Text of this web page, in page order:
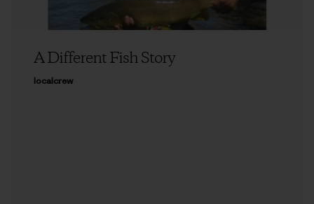
A Different Fish Story
localcrew